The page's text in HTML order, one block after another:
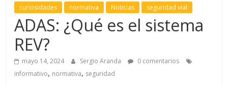
Noticias
coches
ocasión
curiosidades normativa Noticias seguridad vial
ADAS: ¿Qué es el sistema
REV?
mayo 14, 2024 Sergio Aranda
0 comentarios
informativo, normativa, seguridad